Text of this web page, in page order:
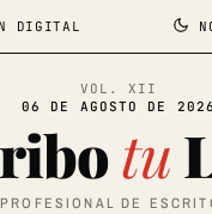
DIGITAL
VOL. XII
06 DE AGOSTO DE 2026
tu
DE